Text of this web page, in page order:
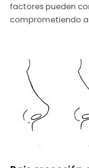
factores pueden
comprometiendo